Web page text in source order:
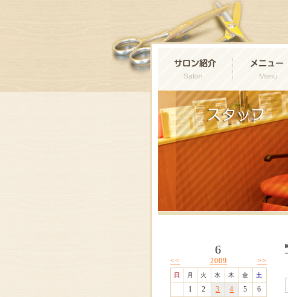
6
<< 2009 >>
日 月 火 水 木 金 土
1 2 3 4 5
6